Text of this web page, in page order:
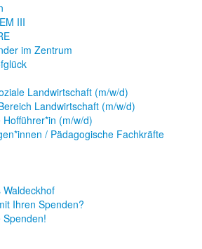
III
im Zentrum
Landwirtschaft (m/w/d)
Landwirtschaft (m/w/d)
(m/w/d)
/ Pädagogische Fachkräfte
Ihren Spenden?